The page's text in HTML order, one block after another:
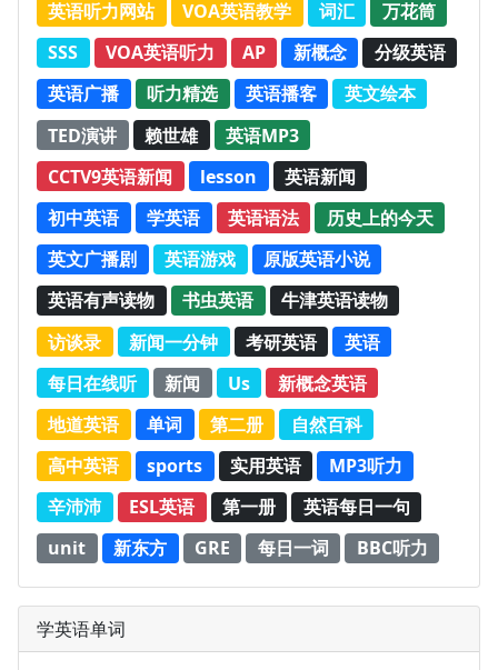
英语听力网站 VOA英语教学 词汇
万花筒
SSS
VOA英语听力 AP 新概念
分级英语
英语广播
听力精选 英语播客
英文绘本
TED演讲
赖世雄
英语MP3
CCTV9英语新闻
lesson
英语新闻
初中英语
学英语 英语语法
历史上的今天
英文广播剧
英语游戏
原版英语小说
英语有声读物
书虫英语
牛津英语读物
访谈录
新闻一分钟 考研英语
英语
每日在线听
新闻 Us
新概念英语
地道英语
单词 第二册
自然百科
高中英语
sports 实用英语
MP3听力
辛沛沛
ESL英语 第一册
英语每日一句
unit
新东方 GRE 每日一词 BBC听力
学英语单词